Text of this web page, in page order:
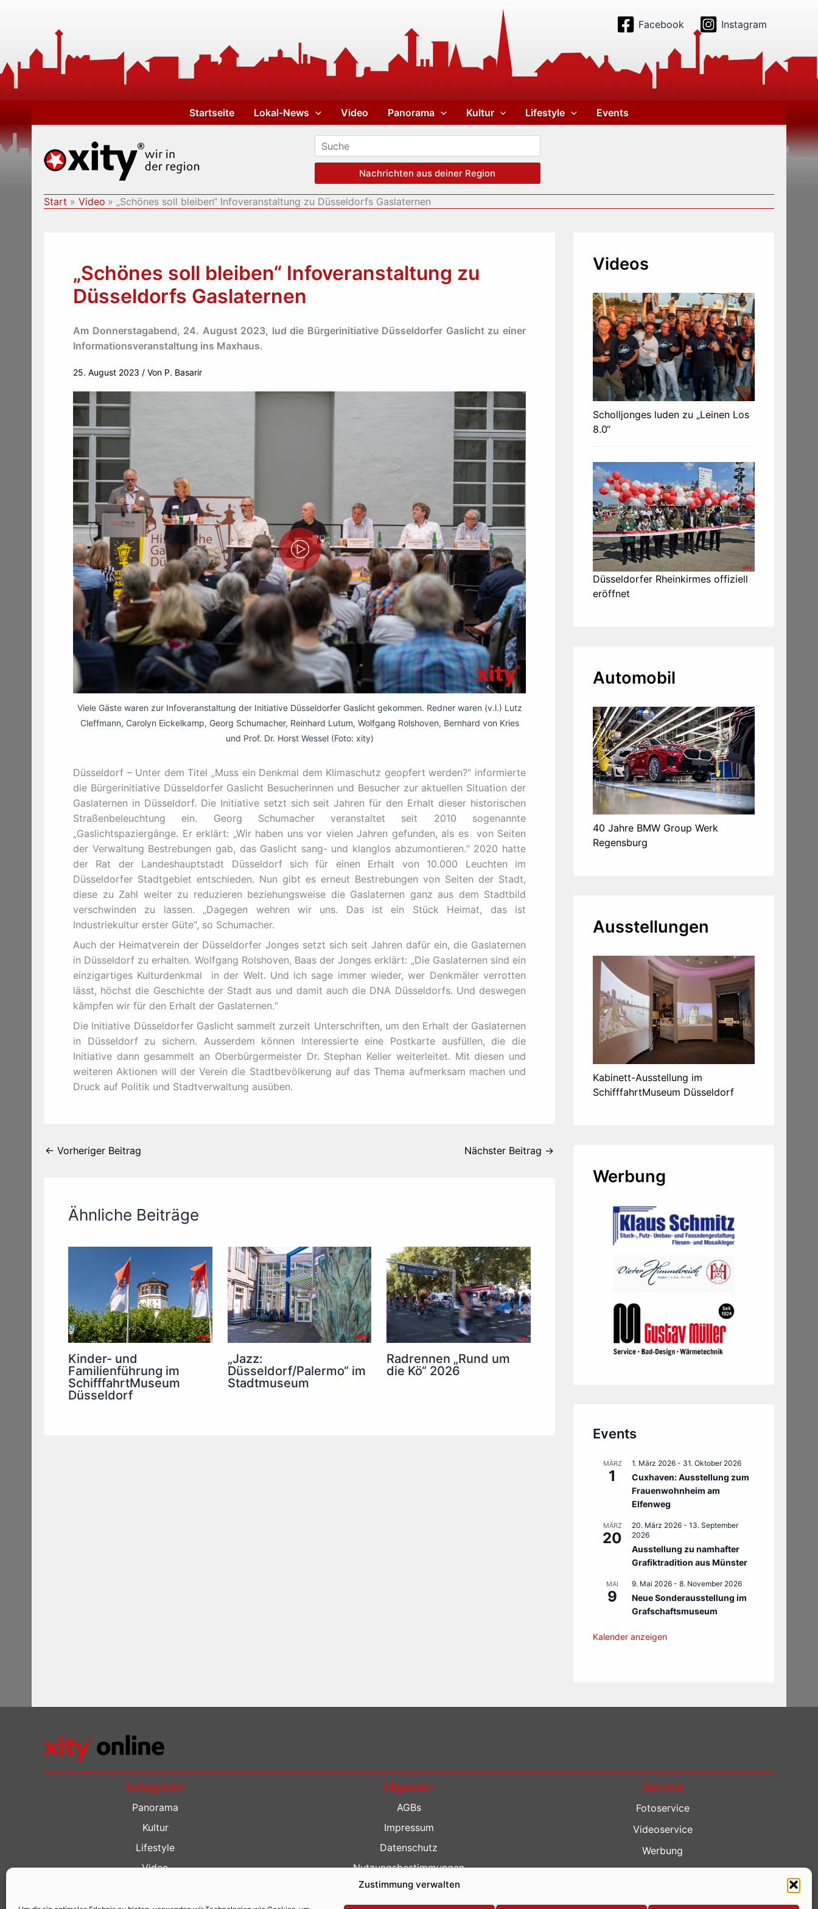
Zustimmung verwalten
Facebook Instagram
Startseite Lokal-News Video Panorama Kultur Lifestyle Events
Nachrichten aus deiner Region
Start Video „Schönes soll bleiben“ Infoveranstaltung zu Düsseldorfs Gaslaternen
„Schönes soll bleiben“ Infoveranstaltung zu
Düsseldorfs Gaslaternen
Am Donnerstagabend, 24. August 2023, lud die Bürgerinitiative Düsseldorfer Gaslicht zu einer
Informationsveranstaltung ins Maxhaus.
25. August 2023 / Von P. Basarir
Viele Gäste waren zur Infoveranstaltung der Initiative Düsseldorfer Gaslicht gekommen. Redner waren (v.l.) Lutz
Cleffmann, Carolyn Eickelkamp, Georg Schumacher, Reinhard Lutum, Wolfgang Rolshoven, Bernhard von Kries
und Prof. Dr. Horst Wessel (Foto: xity)
Düsseldorf – Unter dem Titel „Muss ein Denkmal dem Klimaschutz geopfert werden?“ informierte
die Bürgerinitiative Düsseldorfer Gaslicht Besucherinnen und Besucher zur aktuellen Situation der
Gaslaternen in Düsseldorf. Die Initiative setzt sich seit Jahren für den Erhalt dieser historischen
Straßenbeleuchtung ein. Georg Schumacher veranstaltet seit 2010 sogenannte
„Gaslichtspaziergänge. Er erklärt: „Wir haben uns vor vielen Jahren gefunden, als es
von Seiten
der Verwaltung Bestrebungen gab, das Gaslicht sang- und klanglos abzumontieren.“ 2020 hatte
der Rat der Landeshauptstadt Düsseldorf sich für einen Erhalt von 10.000 Leuchten im
Düsseldorfer Stadtgebiet entschieden. Nun gibt es erneut Bestrebungen von Seiten der Stadt,
diese zu Zahl weiter zu reduzieren beziehungsweise die Gaslaternen ganz aus dem Stadtbild
verschwinden zu lassen. „Dagegen wehren wir uns. Das ist ein Stück Heimat, das ist
Industriekultur erster Güte“, so Schumacher.
Auch der Heimatverein der Düsseldorfer Jonges setzt sich seit Jahren dafür ein, die Gaslaternen
in Düsseldorf zu erhalten. Wolfgang Rolshoven, Baas der Jonges erklärt: „Die Gaslaternen sind ein
einzigartiges Kulturdenkmal
in der Welt. Und ich sage immer wieder, wer Denkmäler verrotten
lässt, höchst die Geschichte der Stadt aus und damit auch die DNA Düsseldorfs. Und deswegen
kämpfen wir für den Erhalt der Gaslaternen.“
Die Initiative Düsseldorfer Gaslicht sammelt zurzeit Unterschriften, um den Erhalt der Gaslaternen
in Düsseldorf zu sichern. Ausserdem können Interessierte eine Postkarte ausfüllen, die die
Initiative dann gesammelt an Oberbürgermeister Dr. Stephan Keller weiterleitet. Mit diesen und
weiteren Aktionen will der Verein die Stadtbevölkerung auf das Thema aufmerksam machen und
Druck auf Politik und Stadtverwaltung ausüben.
← Vorheriger Beitrag Nächster Beitrag →
Ähnliche Beiträge
Kinder- und
Familienführung im
SchifffahrtMuseum
Düsseldorf
„Jazz:
Düsseldorf/Palermo“ im
Stadtmuseum
Radrennen „Rund um
die Kö“ 2026
Videos
Scholljonges luden zu „Leinen Los
8.0“
Düsseldorfer Rheinkirmes offiziell
eröffnet
Automobil
40 Jahre BMW Group Werk
Regensburg
Ausstellungen
Kabinett-Ausstellung im
SchifffahrtMuseum Düsseldorf
Werbung
Events
MÄRZ
1
1. März 2026 - 31. Oktober 2026
Cuxhaven: Ausstellung zum
Frauenwohnheim am
Elfenweg
MÄRZ
20
20. März 2026 - 13. September
2026
Ausstellung zu namhafter
Grafiktradition aus Münster
MAI
9
9. Mai 2026 - 8. November 2026
Neue Sonderausstellung im
Grafschaftsmuseum
Kalender anzeigen
Kategorien
Panorama
Kultur
Lifestyle
Video
Allgemein
AGBs
Impressum
Datenschutz
Nutzungsbestimmungen
Kontakt
Service
Fotoservice
Videoservice
Werbung